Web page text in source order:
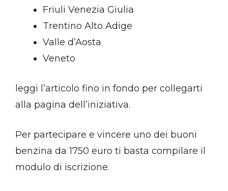
Friuli Venezia Giulia
Trentino Alto Adige
Valle d’Aosta
Veneto
leggi l’articolo fino in fondo per collegarti
alla pagina dell’iniziativa.
Per partecipare e vincere uno dei buoni
benzina da 1750 euro ti basta compilare il
modulo di iscrizione.